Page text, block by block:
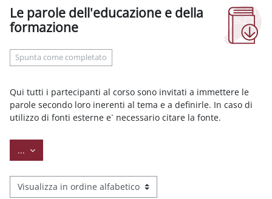
Le parole dell'educazione e della
formazione
Spunta come completato
Qui tutti i partecipanti al corso sono invitati a immettere le
parole secondo loro inerenti al tema e a definirle. In caso di
utilizzo di fonti esterne e` necessario citare la fonte.
... Esporta voci
Sfoglia il glossario usando questo indice